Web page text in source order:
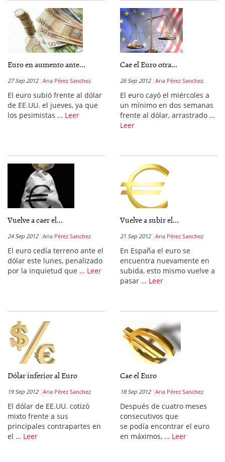
Euro en aumento ante...
27 Sep 2012 Ana Pérez Sanchez
El euro subió frente al dólar
de EE.UU. el jueves, ya que
los pesimistas … Leer
Cae el Euro otra...
26 Sep 2012 Ana Pérez Sanchez
El euro cayó el miércoles a
un mínimo en dos semanas
frente al dólar, arrastrado …
Leer
Vuelve a caer el...
24 Sep 2012 Ana Pérez Sanchez
El euro cedía terreno ante el
dólar este lunes, penalizado
por la inquietud que … Leer
Vuelve a subir el...
21 Sep 2012 Ana Pérez Sanchez
En España el euro se
encuentra nuevamente en
subida, esto mismo vuelve a
pasar … Leer
Dólar inferior al Euro
19 Sep 2012 Ana Pérez Sanchez
El dólar de EE.UU. cotizó
mixto frente a sus
principales contrapartes en
el … Leer
Cae el Euro
18 Sep 2012 Ana Pérez Sanchez
Después de cuatro meses
consecutivos que
se podía encontrar el euro
en máximos, … Leer